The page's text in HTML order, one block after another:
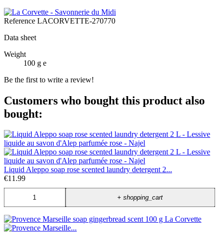
Reference LACORVETTE-270770
Data sheet
Weight
100 g e
Be the first to write a review!
Customers who bought this product also
bought:
Liquid Aleppo soap rose scented laundry detergent 2...
€11.99
+shopping_cart